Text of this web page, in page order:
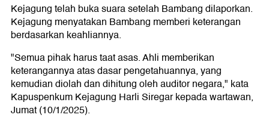
Kejagung telah buka suara setelah Bambang dilaporkan.
Kejagung menyatakan Bambang memberi keterangan
berdasarkan keahliannya.
"Semua pihak harus taat asas. Ahli memberikan
keterangannya atas dasar pengetahuannya, yang
kemudian diolah dan dihitung oleh auditor negara," kata
Kapuspenkum Kejagung Harli Siregar kepada wartawan,
Jumat (10/1/2025).